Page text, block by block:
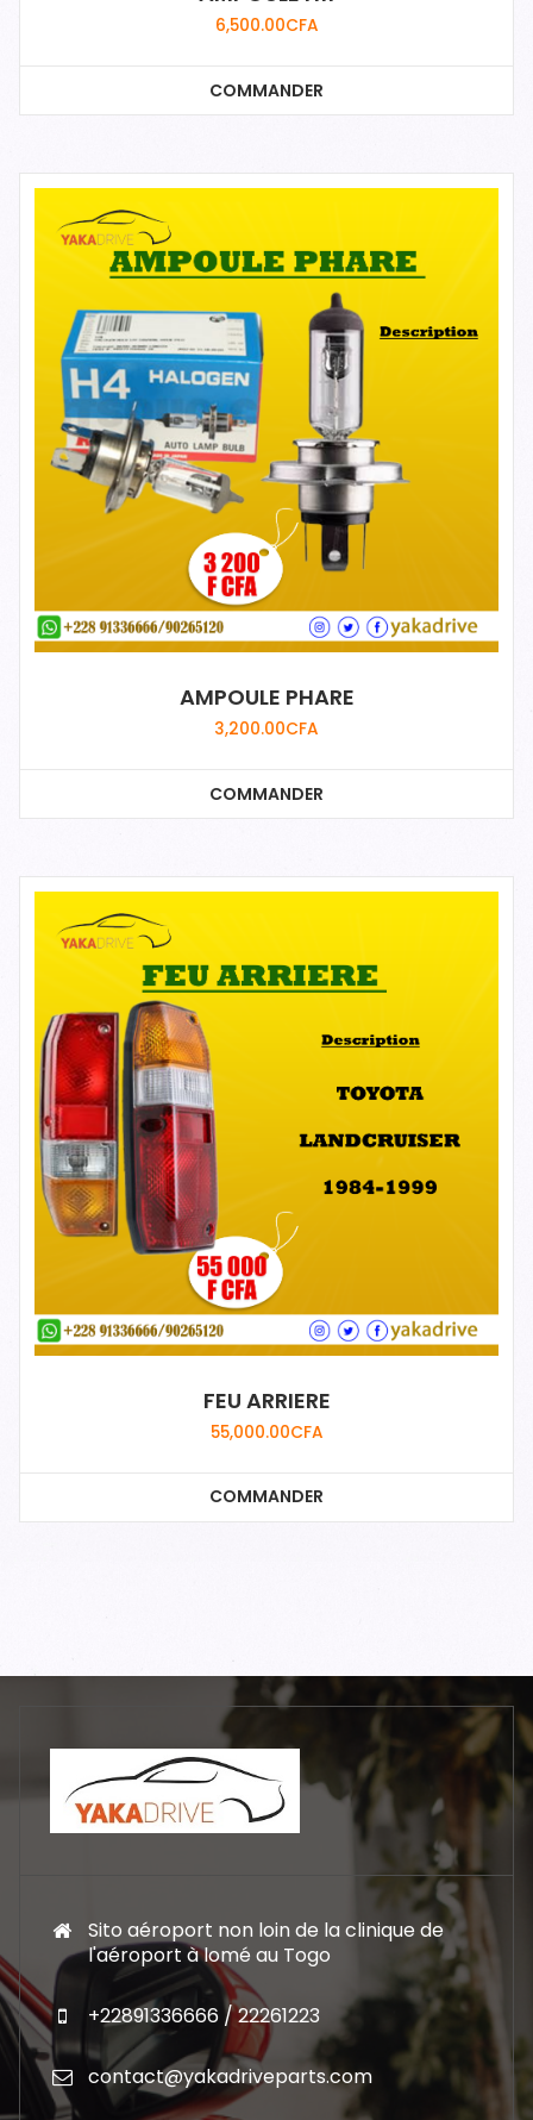
6,500.00CFA
COMMANDER
AMPOULE PHARE
3,200.00CFA
COMMANDER
FEU ARRIERE
55,000.00CFA
COMMANDER
Sito aéroport non loin de la clinique de
l'aéroport à lomé au Togo
+22891336666 / 22261223
contact@yakadriveparts.com